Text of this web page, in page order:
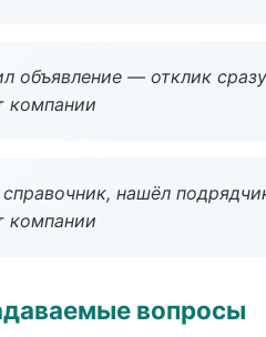
объявление — отклик
компании
нашёл
компании
вопросы